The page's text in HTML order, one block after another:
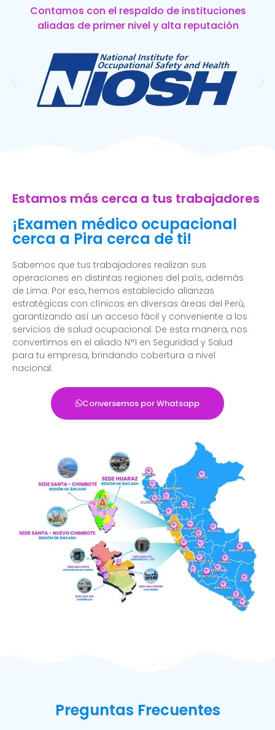
Contamos con el respaldo de instituciones
aliadas de primer nivel y alta reputación
Estamos más cerca a tus trabajadores
¡Examen médico ocupacional
cerca a Pira cerca de ti!
Sabemos que tus trabajadores realizan sus
operaciones en distintas regiones del país, además
de Lima. Por eso, hemos establecido alianzas
estratégicas con clínicas en diversas áreas del Perú,
garantizando así un acceso fácil y conveniente a los
servicios de salud ocupacional. De esta manera, nos
convertimos en el aliado N°1 en Seguridad y Salud
para tu empresa, brindando cobertura a nivel
nacional.
Conversemos por Whatsapp
Preguntas Frecuentes